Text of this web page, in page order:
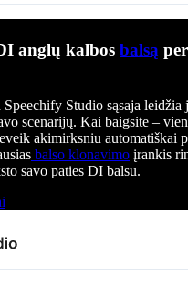
anglų kalbos balsą
Speechify Studio sąsaja leidžia
scenarijų. Kai baigsite –
akimirksniu automatiškai
balso klonavimo įrankis
savo paties DI balsu.